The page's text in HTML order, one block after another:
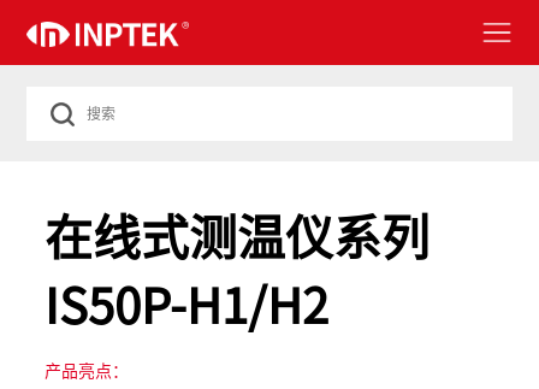
在线式测温仪系列
IS50P-H1/H2
产品亮点：